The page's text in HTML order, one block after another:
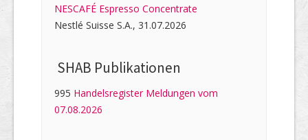
NESCAFÉ Espresso Concentrate
Nestlé Suisse S.A., 31.07.2026
SHAB Publi­kati­onen
995 Handelsregister Meldungen vom
07.08.2026